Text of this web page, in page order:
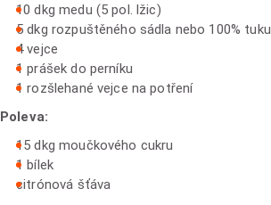
10 dkg medu (5 pol. lžic)
5 dkg rozpuštěného sádla nebo 100% tuku
4 vejce
1 prášek do perníku
1 rozšlehané vejce na potření
Poleva:
15 dkg moučkového cukru
1 bílek
citrónová šťáva